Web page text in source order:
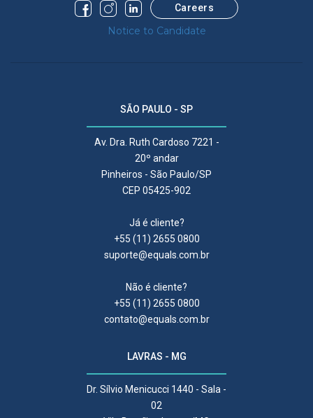
Careers
Notice to Candidate
SÃO PAULO - SP
Av. Dra. Ruth Cardoso 7221 -
20º andar
Pinheiros - São Paulo/SP
CEP 05425-902
Já é cliente?
+55 (11) 2655 0800
suporte@equals.com.br
Não é cliente?
+55 (11) 2655 0800
contato@equals.com.br
LAVRAS - MG
Dr. Sílvio Menicucci 1440 - Sala -
02